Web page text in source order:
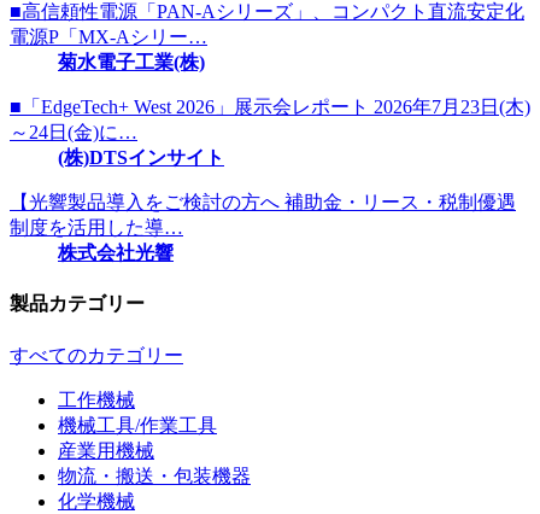
■高信頼性電源「PAN-Aシリーズ」、コンパクト直流安定化
電源P「MX-Aシリー…
菊水電子工業(株)
■「EdgeTech+ West 2026」展示会レポート 2026年7月23日(木)
～24日(金)に…
(株)DTSインサイト
【光響製品導入をご検討の方へ 補助金・リース・税制優遇
制度を活用した導…
株式会社光響
製品カテゴリー
すべてのカテゴリー
工作機械
機械工具/作業工具
産業用機械
物流・搬送・包装機器
化学機械